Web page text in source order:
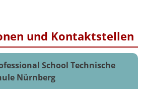
und Kontaktstellen
School Technische
Nürnberg